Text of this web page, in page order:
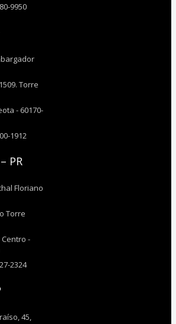
9950
Torre
- 60170-
1912
PR
Floriano
Torre
Centro -
2324
45,